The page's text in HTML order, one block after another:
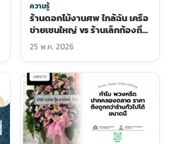
ความรู้
ร้านดอกไม้งานศพ ใกล้ฉัน เครือ
ข่ายเชนใหญ่ vs ร้านเล็กท้องถิ่น
เลือกแบบไหนดีกว่ากัน
25 พ.ค. 2026